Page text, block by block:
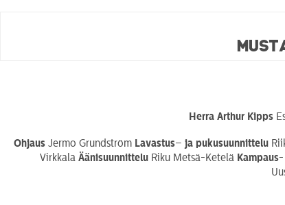
Herra Arthur Kipps
Ohjaus Jermo Grundström Lavastus–ja pukusuunnittelu
VirkkalaÄänisuunnittelu Riku Metsä-Ketelä